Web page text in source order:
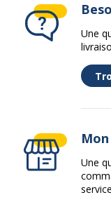
Une
Une